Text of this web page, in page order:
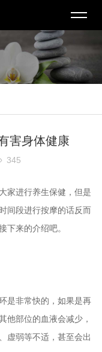
害身体健康
345
进行养生保健，但是
间段进行按摩的话反而
下来的介绍吧。
非常快的，如果是再
他部位的血液会减少，
虚弱等不适，甚至会出